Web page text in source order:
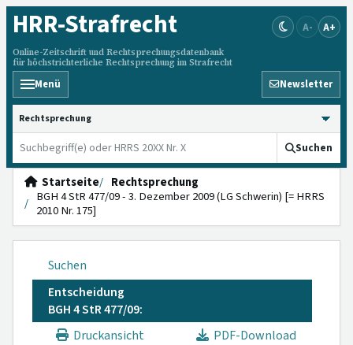
HRR-Strafrecht
Online-Zeitschrift und Rechtsprechungsdatenbank
für höchstrichterliche Rechtsprechung im Strafrecht
A- A+
Menü Newsletter
HRRS durchsuchen
Suchen
Startseite
Rechtsprechung
BGH 4 StR 477/09 - 3. Dezember 2009 (LG Schwerin) [= HRRS
2010 Nr. 175]
Suchen
Entscheidung
BGH 4 StR 477/09:
Druckansicht
PDF-Download